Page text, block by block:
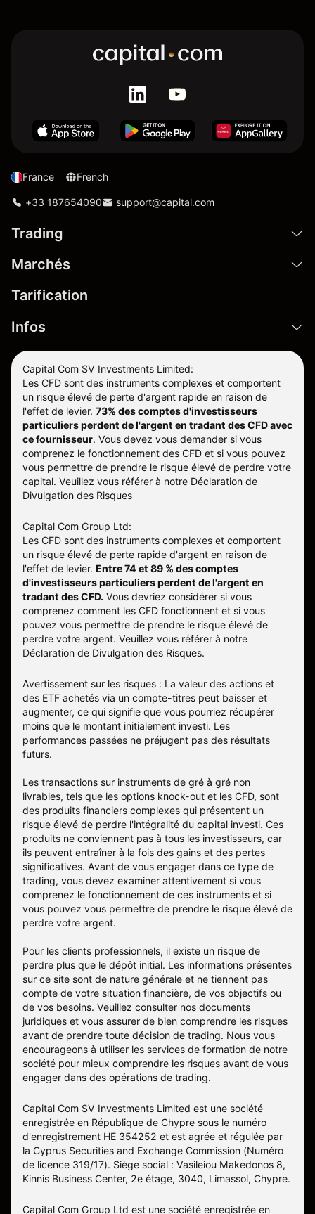
France French
+33 187654090 support@capital.com
Trading
Marchés
Tarification
Infos
Capital Com SV Investments Limited:
Les CFD sont des instruments complexes et comportent
un risque élevé de perte d'argent rapide en raison de
l'effet de levier. 73% des comptes d'investisseurs
particuliers perdent de l'argent en tradant des CFD avec
ce fournisseur. Vous devez vous demander si vous
comprenez le fonctionnement des CFD et si vous pouvez
vous permettre de prendre le risque élevé de perdre votre
capital. Veuillez vous référer à notre Déclaration de
Divulgation des Risques
Capital Com Group Ltd:
Les CFD sont des instruments complexes et comportent
un risque élevé de perte rapide d'argent en raison de
l'effet de levier. Entre 74 et 89 % des comptes
d'investisseurs particuliers perdent de l'argent en
tradant des CFD. Vous devriez considérer si vous
comprenez comment les CFD fonctionnent et si vous
pouvez vous permettre de prendre le risque élevé de
perdre votre argent. Veuillez vous référer à notre
Déclaration de Divulgation des Risques.
Avertissement sur les risques : La valeur des actions et
des ETF achetés via un compte-titres peut baisser et
augmenter, ce qui signifie que vous pourriez récupérer
moins que le montant initialement investi. Les
performances passées ne préjugent pas des résultats
futurs.
Les transactions sur instruments de gré à gré non
livrables, tels que les options knock-out et les CFD, sont
des produits financiers complexes qui présentent un
risque élevé de perdre l'intégralité du capital investi. Ces
produits ne conviennent pas à tous les investisseurs, car
ils peuvent entraîner à la fois des gains et des pertes
significatives. Avant de vous engager dans ce type de
trading, vous devez examiner attentivement si vous
comprenez le fonctionnement de ces instruments et si
vous pouvez vous permettre de prendre le risque élevé de
perdre votre argent.
Pour les clients professionnels, il existe un risque de
perdre plus que le dépôt initial. Les informations présentes
sur ce site sont de nature générale et ne tiennent pas
compte de votre situation financière, de vos objectifs ou
de vos besoins. Veuillez consulter nos documents
juridiques et vous assurer de bien comprendre les risques
avant de prendre toute décision de trading. Nous vous
encourageons à utiliser les services de formation de notre
société pour mieux comprendre les risques avant de vous
engager dans des opérations de trading.
Capital Com SV Investments Limited est une société
enregistrée en République de Chypre sous le numéro
d'enregistrement HE 354252 et est agrée et régulée par
la Cyprus Securities and Exchange Commission (Numéro
de licence 319/17). Siège social : Vasileiou Makedonos 8,
Kinnis Business Center, 2e étage, 3040, Limassol, Chypre.
Capital Com Group Ltd est une société enregistrée en